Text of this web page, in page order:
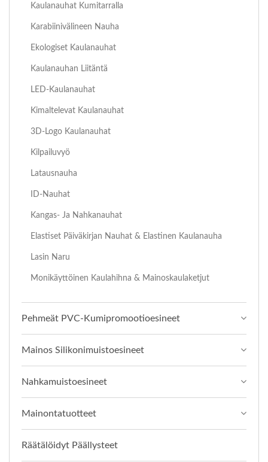
Kaulanauhat Kumitarralla
Karabiinivälineen Nauha
Ekologiset Kaulanauhat
Kaulanauhan Liitäntä
LED-Kaulanauhat
Kimaltelevat Kaulanauhat
3D-Logo Kaulanauhat
Kilpailuvyö
Latausnauha
ID-Nauhat
Kangas- Ja Nahkanauhat
Elastiset Päiväkirjan Nauhat & Elastinen Kaulanauha
Lasin Naru
Monikäyttöinen Kaulahihna & Mainoskaulaketjut
Pehmeät PVC-Kumipromootioesineet
Mainos Silikonimuistoesineet
Nahkamuistoesineet
Mainontatuotteet
Räätälöidyt Päällysteet